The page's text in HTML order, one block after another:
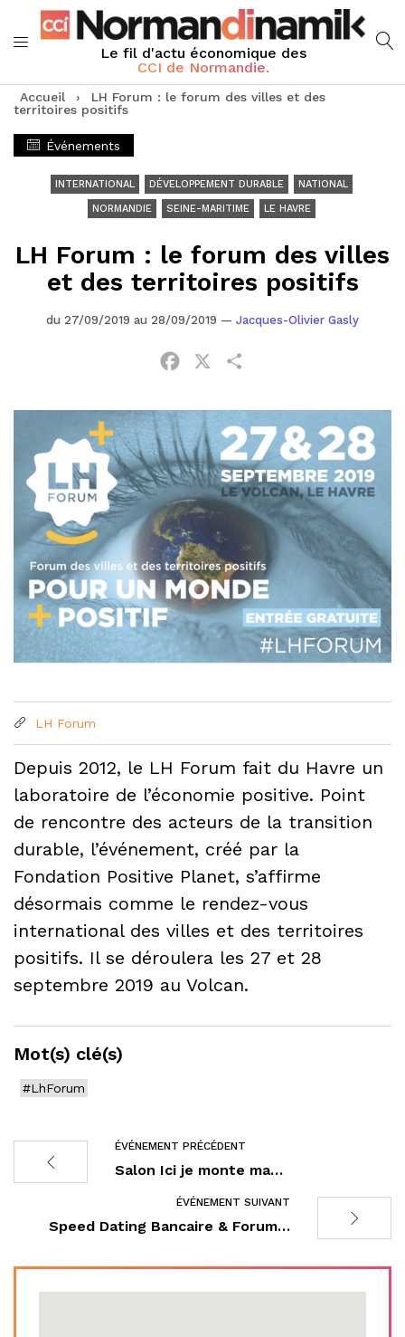
Le fil d'actu économique des
CCI de Normandie.
Accueil ›
LH Forum : le forum des villes et des
territoires positifs
Événements
INTERNATIONAL DÉVELOPPEMENT DURABLE NATIONAL
NORMANDIE SEINE-MARITIME LE HAVRE
LH Forum : le forum des villes
et des territoires positifs
du 27/09/2019 au 28/09/2019 — Jacques-Olivier Gasly
Facebook
LH Forum
Depuis 2012, le LH Forum fait du Havre un
laboratoire de l’économie positive. Point
de rencontre des acteurs de la transition
durable, l’événement, créé par la
Fondation Positive Planet, s’affirme
désormais comme le rendez-vous
international des villes et des territoires
positifs. Il se déroulera les 27 et 28
septembre 2019 au Volcan.
Mot(s) clé(s)
#LhForum
ÉVÉNEMENT PRÉCÉDENT
Salon Ici je monte ma…
ÉVÉNEMENT SUIVANT
Speed Dating Bancaire & Forum…